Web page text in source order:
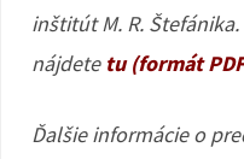
inštitút M. R.
nájdete tu (formát
Ďalšie informácie o